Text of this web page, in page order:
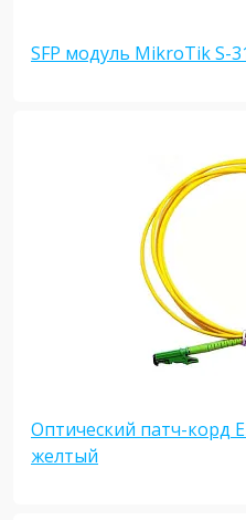
SFP модуль MikroTik S-
Оптический патч-корд
желтый